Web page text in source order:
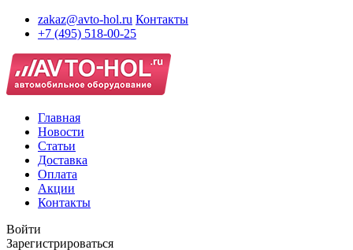
zakaz@avto-hol.ru Контакты
+7 (495) 518-00-25
Главная
Новости
Статьи
Доставка
Оплата
Акции
Контакты
Войти
Зарегистрироваться